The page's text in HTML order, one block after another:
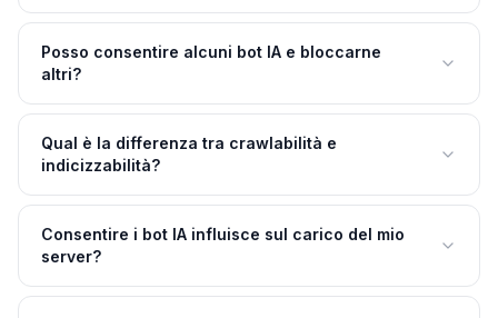
Posso consentire alcuni bot IA e bloccarne
altri?
Qual è la differenza tra crawlabilità e
indicizzabilità?
Consentire i bot IA influisce sul carico del mio
server?